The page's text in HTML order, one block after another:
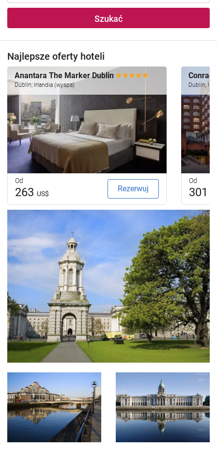
Szukać
Najlepsze oferty hoteli
Anantara The Marker Dublin
Dublin, Irlandia (wyspa)
Od
263 US$
Rezerwuj
Conrad
Dublin,
Od
301